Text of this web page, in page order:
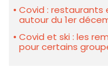
Covid : restaurants
autour du 1er
Covid et ski : les
pour certains